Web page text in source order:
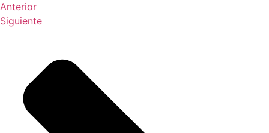
Anterior
Siguiente